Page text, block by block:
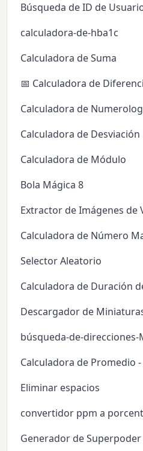
Búsqueda de ID de
calculadora-de-hba1c
Calculadora de Suma
📅 Calculadora de
Calculadora de
Calculadora de
Calculadora de Módulo
Bola Mágica 8
Extractor de Imágenes de
Calculadora de Número
Selector Aleatorio
Calculadora de Duración
Descargador de
búsqueda-de-direcciones-
Calculadora de Promedio
Eliminar espacios
convertidor ppm a
Generador de